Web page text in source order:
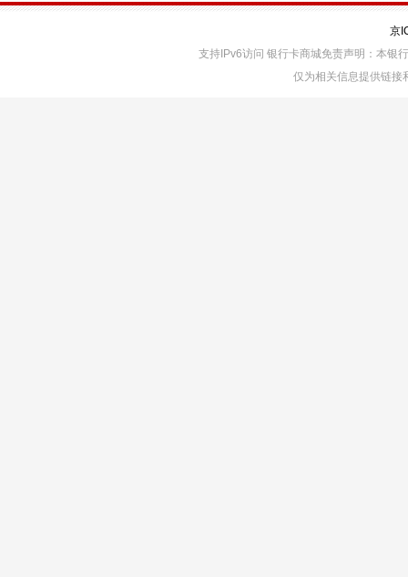
京
支持IPv6访问 银行卡商城免责声明：本银
仅为相关信息提供链接